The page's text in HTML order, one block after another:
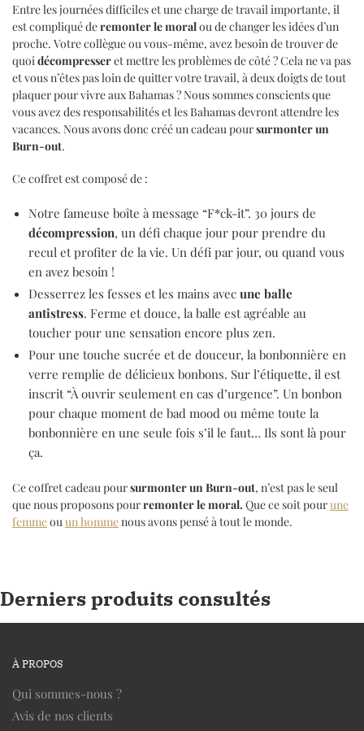
Entre les journées difficiles et une charge de travail importante, il
est compliqué deremonter le moralou de changer les idées d’un
proche. Votre collègue ou vous-même, avez besoin de trouver de
quoi décompresseret mettre les problèmes de côté ? Cela ne va pas
et vous n’êtes pas loin de quitter votre travail, à deux doigts de tout
plaquer pour vivre aux Bahamas ? Nous sommes conscients que
vous avez des responsabilités et les Bahamas devront attendre les
vacances. Nous avons donc créé un cadeau poursurmonter un
Burn-out.
Ce coffret est composé de :
Notre fameuse boîte à message “F*ck-it”. 30 jours de
décompression, un défi chaque jour pour prendre du
recul et profiter de la vie. Un défi par jour, ou quand vous
en avez besoin !
Desserrez les fesses et les mains avec une balle
antistress. Ferme et douce, la balle est agréable au
toucher pour une sensation encore plus zen.
Pour une touche sucrée et de douceur, la bonbonnière en
verre remplie de délicieux bonbons. Sur l’étiquette, il est
inscrit “À ouvrir seulement en cas d’urgence”. Un bonbon
pour chaque moment de bad mood ou même toute la
bonbonnière en une seule fois s’il le faut… Ils sont là pour
ça.
Ce coffret cadeau poursurmonter un Burn-out, n’est pas le seul
que nous proposons pourremonter le moral. Que ce soit pourune
femmeouun hommenous avons pensé à tout le monde.
Derniers produits consultés
À PROPOS
Qui sommes-nous ?
Avis de nos clients